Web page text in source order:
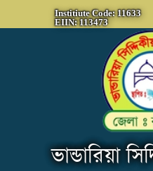
Institiute Code: 11633
EIIN: 113473
ভান্ডারিয়া